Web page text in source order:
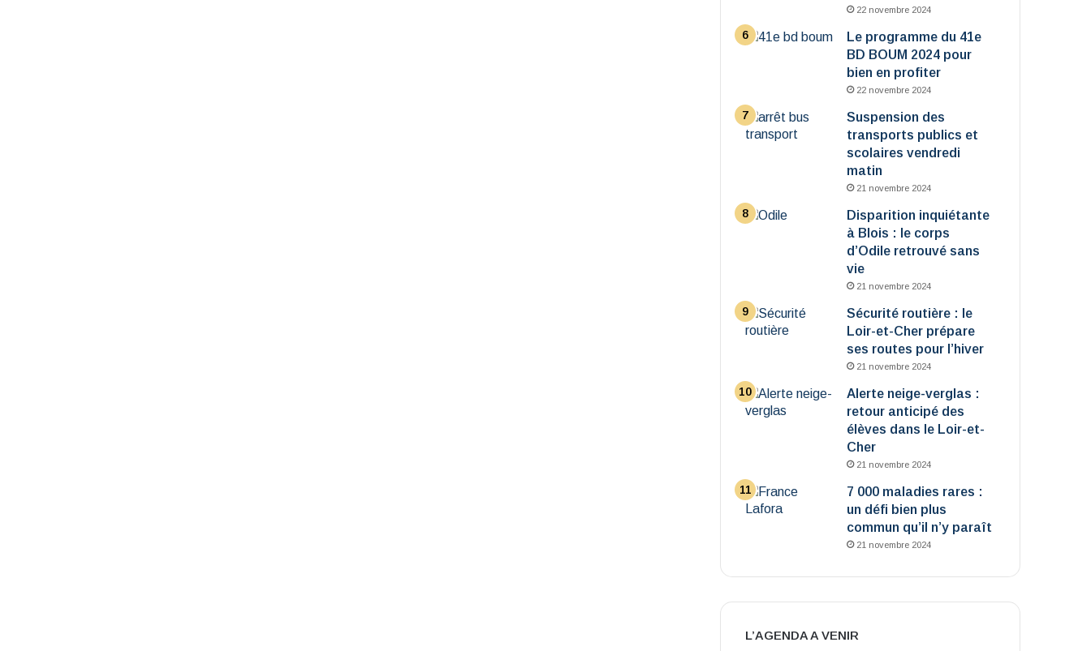
22 novembre 2024
Le programme du 41e
BD BOUM 2024 pour
bien en profiter
22 novembre 2024
Suspension des
transports publics et
scolaires vendredi
matin
21 novembre 2024
Disparition inquiétante
à Blois : le corps
d’Odile retrouvé sans
vie
21 novembre 2024
Sécurité routière : le
Loir-et-Cher prépare
ses routes pour l’hiver
21 novembre 2024
Alerte neige-verglas :
retour anticipé des
élèves dans le Loir-et-
Cher
21 novembre 2024
7 000 maladies rares :
un défi bien plus
commun qu’il n’y paraît
21 novembre 2024
L’AGENDA A VENIR